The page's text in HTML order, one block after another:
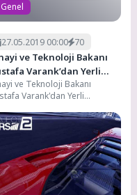
Genel
27.05.2019 00:00 70
ve Teknoloji Bakanı
Varank’dan Yerli
İçin Önemli
ve Teknoloji Bakanı
Varank'dan Yerli
Ankara'da bir iftar